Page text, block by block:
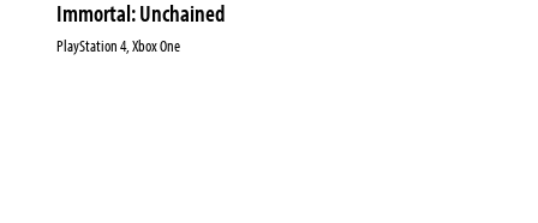
Immortal: Unchained
PlayStation 4, Xbox One